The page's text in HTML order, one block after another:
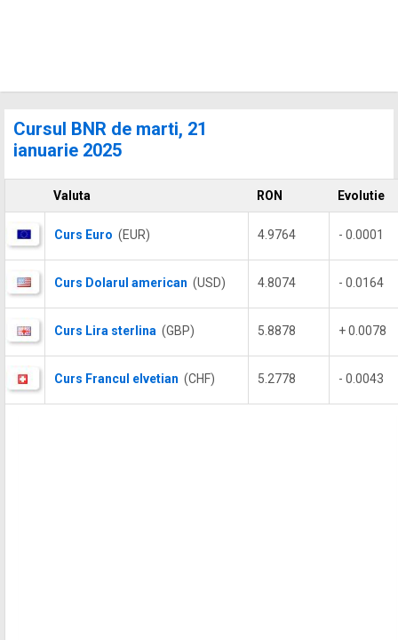
Cursul BNR de marti, 21
ianuarie 2025
Valuta RON Evolutie
Curs Euro (EUR) 4.9764 - 0.0001
Curs Dolarul american (USD) 4.8074 - 0.0164
Curs Lira sterlina (GBP) 5.8878 + 0.0078
Curs Francul elvetian (CHF) 5.2778 - 0.0043